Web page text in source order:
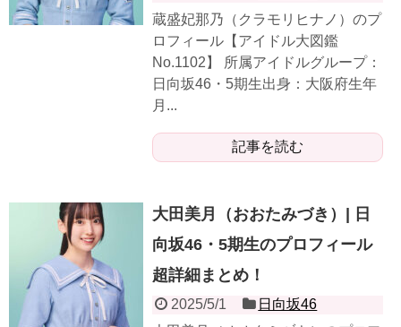
蔵盛妃那乃（クラモリヒナノ）のプ
ロフィール【アイドル大図鑑
No.1102】 所属アイドルグループ：
日向坂46・5期生出身：大阪府生年
月...
記事を読む
大田美月（おおたみづき）| 日
向坂46・5期生のプロフィール
超詳細まとめ！
2025/5/1
日向坂46